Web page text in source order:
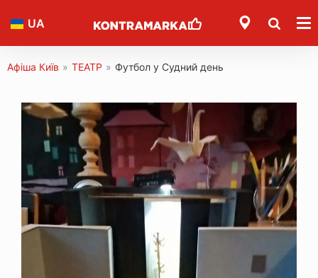
UA
Афіша Київ » ТЕАТР » Футбол у Судний день